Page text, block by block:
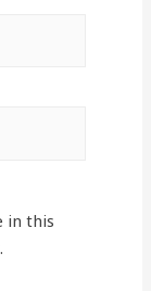
in this